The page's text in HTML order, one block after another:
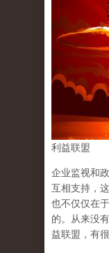
利益联盟
企业监视和
互相支持，
也不仅仅在
的。从来没
益联盟，有